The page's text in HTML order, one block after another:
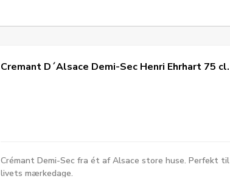
Cremant D´Alsace Demi-Sec Henri Ehrhart 75 cl.
Crémant Demi-Sec fra ét af Alsace store huse. Perfekt til
livets mærkedage.